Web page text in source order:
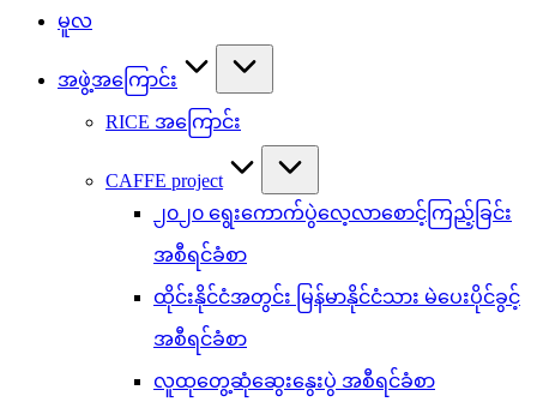
မူလ
အဖွဲ့အကြောင်း
RICE အကြောင်း
CAFFE project
၂၀၂၀ ရွေးကောက်ပွဲလေ့လာစောင့်ကြည့်ခြင်း
အစီရင်ခံစာ
ထိုင်းနိုင်ငံအတွင်း မြန်မာနိုင်ငံသား မဲပေးပိုင်ခွင့်
အစီရင်ခံစာ
လူထုတွေ့ဆုံဆွေးနွေးပွဲ အစီရင်ခံစာ